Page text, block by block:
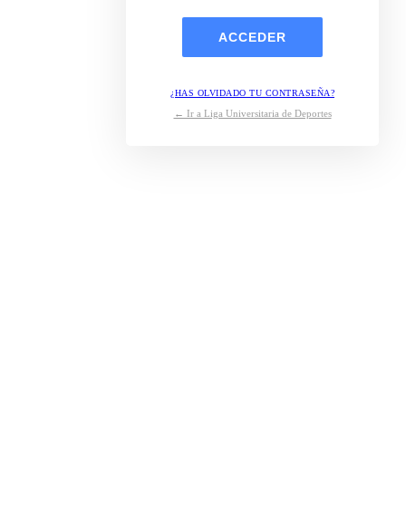
¿HAS OLVIDADO TU CONTRASEÑA?
← Ir a Liga Universitaria de Deportes